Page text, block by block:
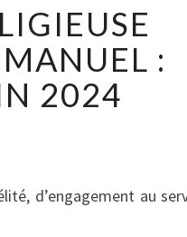
:
2024
d’engagement au